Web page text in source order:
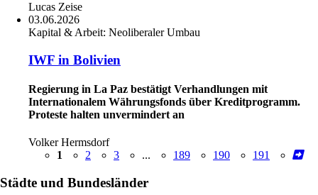
Lucas Zeise
03.06.2026
Kapital & Arbeit: Neoliberaler Umbau
IWF in Bolivien
Regierung in La Paz bestätigt Verhandlungen mit
Internationalem Währungsfonds über Kreditprogramm.
Proteste halten unvermindert an
Volker Hermsdorf
1
2 3 ... 189 190 191
Städte und Bundesländer